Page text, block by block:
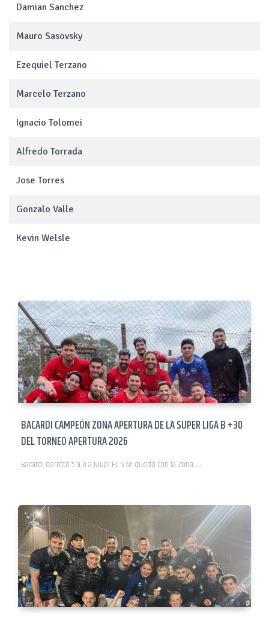
Damian Sanchez
Mauro Sasovsky
Ezequiel Terzano
Marcelo Terzano
Ignacio Tolomei
Alfredo Torrada
Jose Torres
Gonzalo Valle
Kevin Welsle
BACARDI CAMPEÓN ZONA APERTURA DE LA SUPER LIGA B +30
DEL TORNEO APERTURA 2026
Bacardi derrotó 5 a 0 a Niupi F.C. y se quedó con la Zona..............